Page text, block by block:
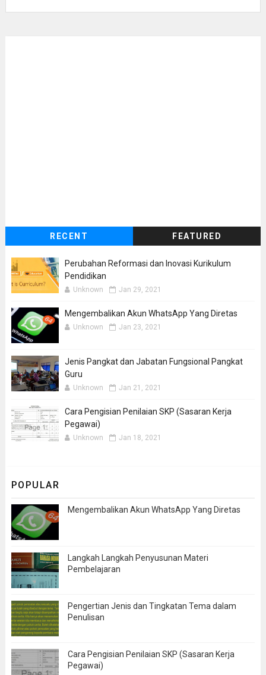
RECENT FEATURED
Perubahan Reformasi dan Inovasi Kurikulum
Pendidikan
Unknown Jan 29, 2021
Mengembalikan Akun WhatsApp Yang Diretas
Unknown Jan 23, 2021
Jenis Pangkat dan Jabatan Fungsional Pangkat
Guru
Unknown Jan 21, 2021
Cara Pengisian Penilaian SKP (Sasaran Kerja
Pegawai)
Unknown Jan 18, 2021
POPULAR
Mengembalikan Akun WhatsApp Yang Diretas
Langkah Langkah Penyusunan Materi
Pembelajaran
Pengertian Jenis dan Tingkatan Tema dalam
Penulisan
Cara Pengisian Penilaian SKP (Sasaran Kerja
Pegawai)